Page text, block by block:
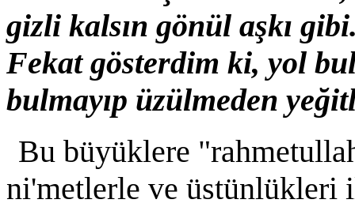
gizli kalsın gönül aşkı
Fekat gösterdim ki, yol
bulmayıp üzülmeden
Bu büyüklere
ni'metlerle ve üstünlükleri